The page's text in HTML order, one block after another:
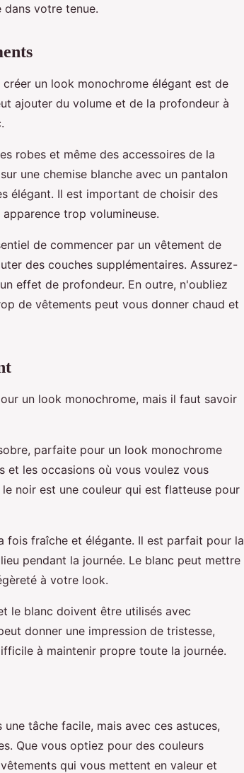
votre tenue.
un look monochrome élégant est de
ajouter du volume et de la profondeur à
robes et même des accessoires de la
une chemise blanche avec un pantalon
élégant. Il est important de choisir des
trop volumineuse.
de commencer par un vêtement de
des couches supplémentaires. Assurez-
effet de profondeur. En outre, n'oubliez
de vêtements peut vous donner chaud et
un look monochrome, mais il faut savoir
parfaite pour un look monochrome
et les occasions où vous voulez vous
noir est une couleur qui est flatteuse pour
fois fraîche et élégante. Il est parfait pour la
pendant la journée. Le blanc peut mettre
à votre look.
le blanc doivent être utilisés avec
donner une impression de tristesse,
à maintenir propre toute la journée.
tâche facile, mais avec ces astuces,
Que vous optiez pour des couleurs
qui vous mettent en valeur et